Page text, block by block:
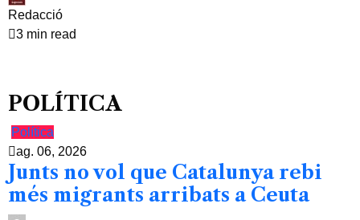
Redacció
3 min read
POLÍTICA
Política
ag. 06, 2026
Junts no vol que Catalunya rebi
més migrants arribats a Ceuta